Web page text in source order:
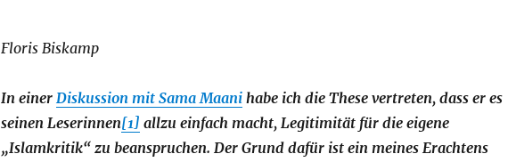
Floris Biskamp
In einer Diskussion mit Sama Maanihabe ich die These vertreten, dass er es
seinen Leserinnen[1] allzu einfach macht, Legitimität für die eigene
„Islamkritik“ zu beanspruchen. Der Grund dafür ist ein meines Erachtens